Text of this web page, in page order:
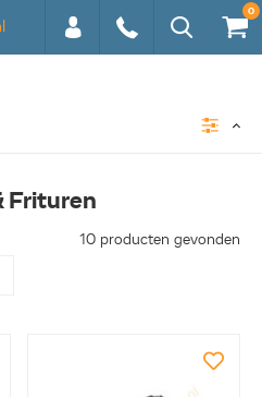
0
Frituren
10 producten gevonden